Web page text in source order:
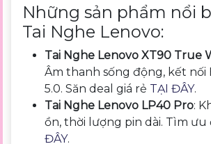
Những sản phẩm nổi
Tai Nghe Lenovo:
Tai Nghe Lenovo XT90 True
Âm thanh sống động, kết
5.0. Săn deal giá rẻ TẠI ĐÂY.
Tai Nghe Lenovo LP40 Pro:
ồn, thời lượng pin dài. Tìm ưu
ĐÂY.